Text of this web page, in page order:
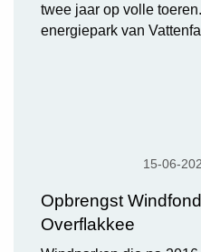
twee jaar op volle
energiepark van
15-06-
Opbrengst
Overflakkee